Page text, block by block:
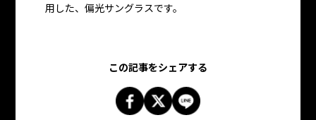
用した、偏光サングラスです。
この記事をシェアする